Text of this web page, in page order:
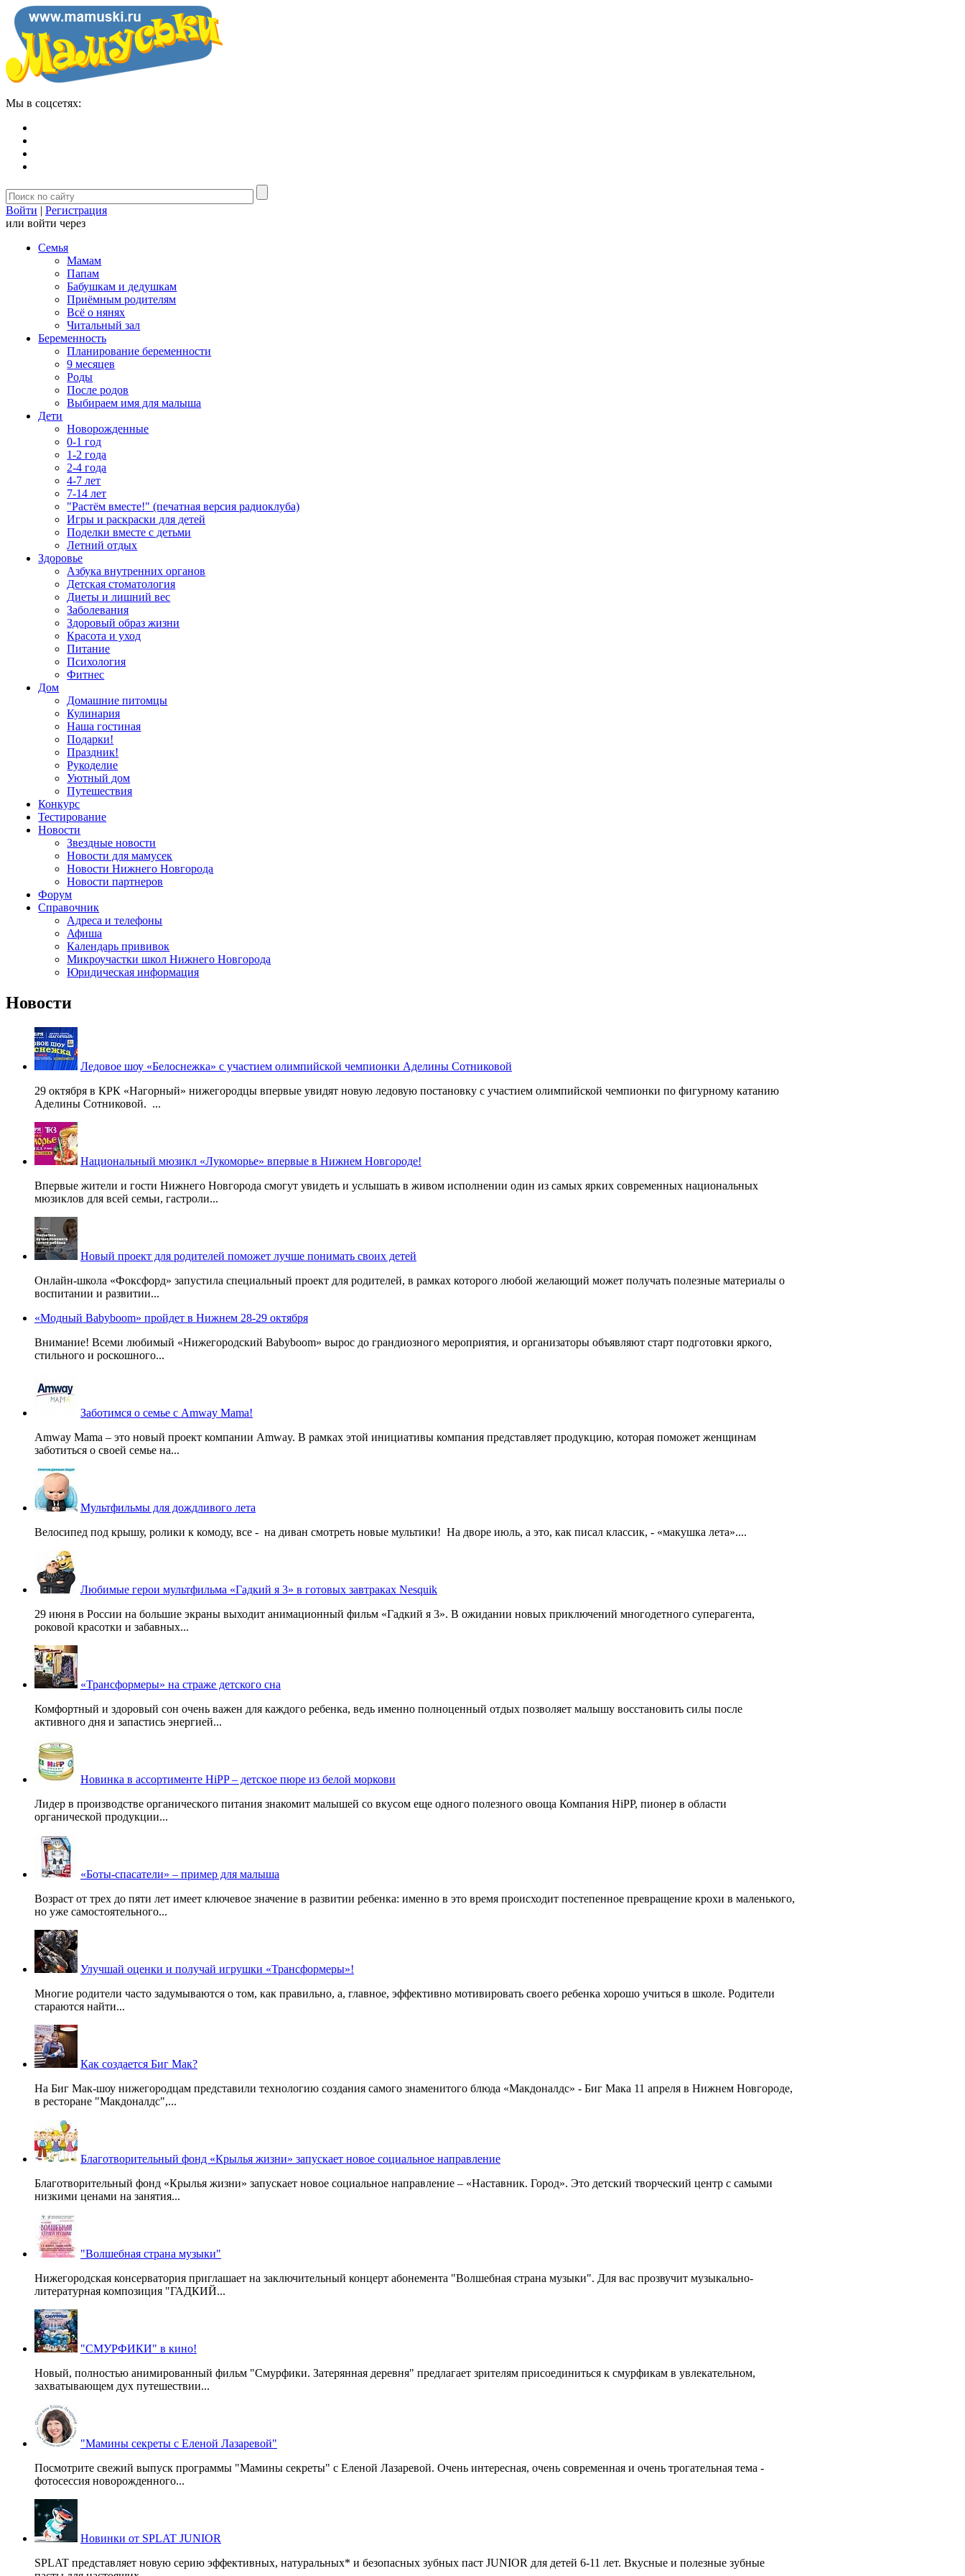
Мы в соцсетях:
Войти | Регистрация
или войти через
Семья
Мамам
Папам
Бабушкам и дедушкам
Приёмным родителям
Всё о нянях
Читальный зал
Беременность
Планирование беременности
9 месяцев
Роды
После родов
Выбираем имя для малыша
Дети
Новорожденные
0-1 год
1-2 года
2-4 года
4-7 лет
7-14 лет
"Растём вместе!" (печатная версия радиоклуба)
Игры и раскраски для детей
Поделки вместе с детьми
Летний отдых
Здоровье
Азбука внутренних органов
Детская стоматология
Диеты и лишний вес
Заболевания
Здоровый образ жизни
Красота и уход
Питание
Психология
Фитнес
Дом
Домашние питомцы
Кулинария
Наша гостиная
Подарки!
Праздник!
Рукоделие
Уютный дом
Путешествия
Конкурс
Тестирование
Новости
Звездные новости
Новости для мамусек
Новости Нижнего Новгорода
Новости партнеров
Форум
Справочник
Адреса и телефоны
Афиша
Календарь прививок
Микроучастки школ Нижнего Новгорода
Юридическая информация
Новости
Ледовое шоу «Белоснежка» с участием олимпийской чемпионки Аделины Сотниковой
29 октября в КРК «Нагорный» нижегородцы впервые увидят новую ледовую постановку с участием олимпийской чемпионки по фигурному катанию
Аделины Сотниковой. ...
Национальный мюзикл «Лукоморье» впервые в Нижнем Новгороде!
Впервые жители и гости Нижнего Новгорода смогут увидеть и услышать в живом исполнении один из самых ярких современных национальных
мюзиклов для всей семьи, гастроли...
Новый проект для родителей поможет лучше понимать своих детей
Онлайн-школа «Фоксфорд» запустила специальный проект для родителей, в рамках которого любой желающий может получать полезные материалы о
воспитании и развитии...
«Модный Babyboom» пройдет в Нижнем 28-29 октября
Внимание! Всеми любимый «Нижегородский Babyboom» вырос до грандиозного мероприятия, и организаторы объявляют старт подготовки яркого,
стильного и роскошного...
Заботимся о семье с Amway Mama!
Amway Mama – это новый проект компании Amway. В рамках этой инициативы компания представляет продукцию, которая поможет женщинам
заботиться о своей семье на...
Мультфильмы для дождливого лета
Велосипед под крышу, ролики к комоду, все - на диван смотреть новые мультики! На дворе июль, а это, как писал классик, - «макушка лета»....
Любимые герои мультфильма «Гадкий я 3» в готовых завтраках Nesquik
29 июня в России на большие экраны выходит анимационный фильм «Гадкий я 3». В ожидании новых приключений многодетного суперагента,
роковой красотки и забавных...
«Трансформеры» на страже детского сна
Комфортный и здоровый сон очень важен для каждого ребенка, ведь именно полноценный отдых позволяет малышу восстановить силы после
активного дня и запастись энергией...
Новинка в ассортименте HiPP – детское пюре из белой моркови
Лидер в производстве органического питания знакомит малышей со вкусом еще одного полезного овоща Компания HiPP, пионер в области
органической продукции...
«Боты-спасатели» – пример для малыша
Возраст от трех до пяти лет имеет ключевое значение в развитии ребенка: именно в это время происходит постепенное превращение крохи в маленького,
но уже самостоятельного...
Улучшай оценки и получай игрушки «Трансформеры»!
Многие родители часто задумываются о том, как правильно, а, главное, эффективно мотивировать своего ребенка хорошо учиться в школе. Родители
стараются найти...
Как создается Биг Мак?
На Биг Мак-шоу нижегородцам представили технологию создания самого знаменитого блюда «Макдоналдс» - Биг Мака 11 апреля в Нижнем Новгороде,
в ресторане "Макдоналдс",...
Благотворительный фонд «Крылья жизни» запускает новое социальное направление
Благотворительный фонд «Крылья жизни» запускает новое социальное направление – «Наставник. Город». Это детский творческий центр с самыми
низкими ценами на занятия...
"Волшебная страна музыки"
Нижегородская консерватория приглашает на заключительный концерт абонемента "Волшебная страна музыки". Для вас прозвучит музыкально-
литературная композиция "ГАДКИЙ...
"СМУРФИКИ" в кино!
Новый, полностью анимированный фильм "Смурфики. Затерянная деревня" предлагает зрителям присоединиться к смурфикам в увлекательном,
захватывающем дух путешествии...
"Мамины секреты с Еленой Лазаревой"
Посмотрите свежий выпуск программы "Мамины секреты" с Еленой Лазаревой. Очень интересная, очень современная и очень трогательная тема -
фотосессия новорожденного...
Новинки от SPLAT JUNIOR
SPLAT представляет новую серию эффективных, натуральных* и безопасных зубных паст JUNIOR для детей 6-11 лет. Вкусные и полезные зубные